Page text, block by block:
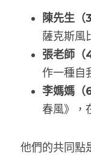
陳先生（
薩克斯風
張老師（
作一種自
李媽媽（
春風》，
他們的共同點